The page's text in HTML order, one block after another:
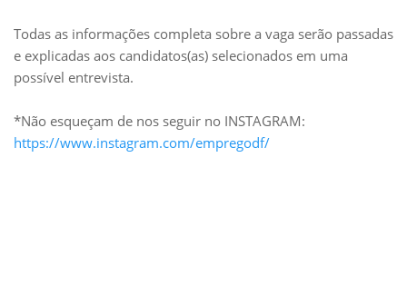
Todas as informações completa sobre a vaga serão passadas
e explicadas aos candidatos(as) selecionados em uma
possível entrevista.
*Não esqueçam de nos seguir no INSTAGRAM:
https://www.instagram.com/empregodf/